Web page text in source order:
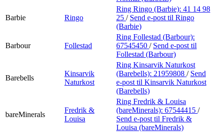
Barbie Ringo
Ring Ringo (Barbie): 41 14 98
25 / Send e-post til Ringo
(Barbie)
Barbour Follestad
Ring Follestad (Barbour):
67545450 / Send e-post til
Follestad (Barbour)
Barebells
Kinsarvik
Naturkost
Ring Kinsarvik Naturkost
(Barebells): 21959808 / Send
e-post til Kinsarvik Naturkost
(Barebells)
bareMinerals
Fredrik &
Louisa
Ring Fredrik & Louisa
(bareMinerals): 67544415 /
Send e-post til Fredrik &
Louisa (bareMinerals)